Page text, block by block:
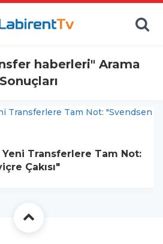
haberleri" Arama
Sonuçları
Transferlere Tam Not:
Çakısı"